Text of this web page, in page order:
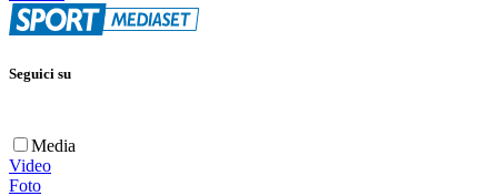
Seguici su
Media
Video
Foto